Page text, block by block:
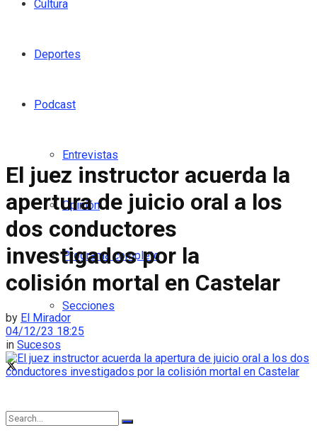
Cultura
Deportes
Podcast
Entrevistas
Opinión
Programa completo
Secciones
El juez instructor acuerda la
apertura de juicio oral a los
dos conductores
investigados por la
colisión mortal en Castelar
by El Mirador
04/12/23 18:25
in Sucesos